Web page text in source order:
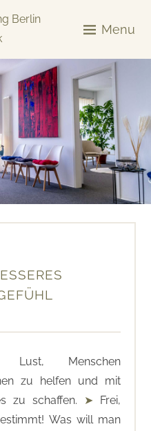
Menu
Menschen
zu helfen und mit
zu schaffen.
➤ Frei,
Was will man